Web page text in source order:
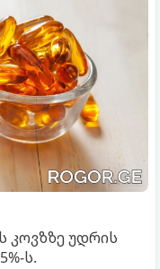
კოვზზე უდრის
ს.